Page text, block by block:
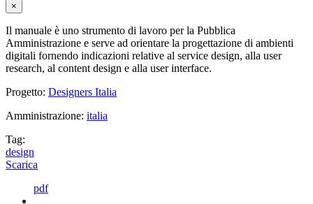
×
Il manuale è uno strumento di lavoro per la Pubblica
Amministrazione e serve ad orientare la progettazione di ambienti
digitali fornendo indicazioni relative al service design, alla user
research, al content design e alla user interface.
Progetto: Designers Italia
Amministrazione: italia
Tag:
design
Scarica
pdf